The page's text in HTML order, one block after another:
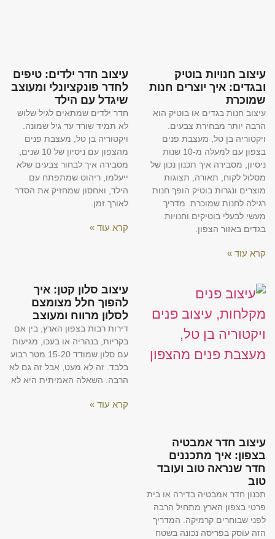
עיצוב חנויות בוטיק
ובגדים: איך יוצרים חנות
שמוכרת
עיצוב חנות בגדים או בוטיק הוא
הרבה יותר מבחירת צבעים.
ויקטוריה בן טל, מעצבת פנים
בצפון עם למעלה מ-10 שנות
ניסיון, מסבירה איך תכנון נכון של
מסלול לקוח, תאורה, תצוגות
מוצרים ונגרות בוטיק הופך חנות
רגילה לחנות שמוכרת. מדריך
מעשי לבעלי בוטיקים וחנויות
בגדים באזור הצפון.
קרא עוד »
עיצוב חדר ילדים: טיפים
לחדר פונקציונלי ומעוצב
שיגדל עם הילד
חדר ילדים שמתאים לגיל שלוש
לא תמיד שורד עד גיל שמונה.
ויקטוריה בן טל, מעצבת פנים
מהצפון עם ניסיון של 10 שנים,
מסבירה איך לבחור צבעים שלא
ייעלמו, ריהוט שמתפתח עם
הילד, ואחסון שמחזיק את הסדר
לאורך זמן.
קרא עוד »
עיצוב חדר אמבטיה
בצפון: איך מתכננים
חדר שנראה טוב ועובד
טוב
תכנון חדר אמבטיה בדירה או בית
פרטי בצפון הארץ מתחיל הרבה
לפני שבוחרים קרמיקה. המדריך
הזה עוסק בפריסה נכונה בשטח
עיצוב סלון קטן: איך
להפוך חלל מצומצם
לסלון מרווח ומעוצב
דירות רבות בצפון הארץ, בין אם
בקריות, בנהריה או בעכו, מגיעות
עם סלון שמודד 15-20 מטר רבוע
בלבד. זה לא מעט, אבל זה גם לא
הרבה. השאלה האמיתית היא לא
קרא עוד »